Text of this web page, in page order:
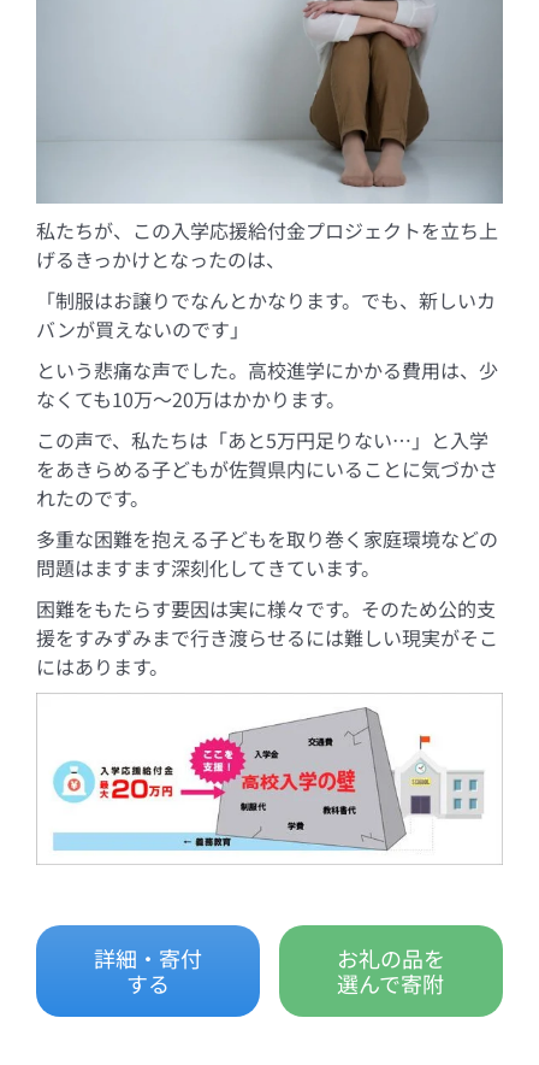
私たちが、この入学応援給付金プロジェクトを立ち上
げるきっかけとなったのは、
「制服はお譲りでなんとかなります。でも、新しいカ
バンが買えないのです」
という悲痛な声でした。高校進学にかかる費用は、少
なくても10万～20万はかかります。
この声で、私たちは「あと5万円足りない…」と入学
をあきらめる子どもが佐賀県内にいることに気づかさ
れたのです。
多重な困難を抱える子どもを取り巻く家庭環境などの
問題はますます深刻化してきています。
困難をもたらす要因は実に様々です。そのため公的支
援をすみずみまで行き渡らせるには難しい現実がそこ
にはあります。
詳細・寄付
する
お礼の品を
選んで寄附